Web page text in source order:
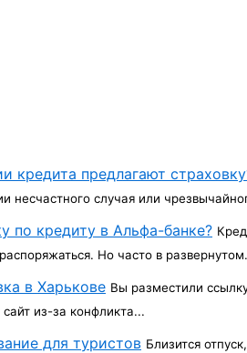
кредита предлагают
несчастного случая или
по кредиту в Альфа-банке?
Но часто в
в Харькове Вы разместили
из-за конфликта...
для туристов Близится